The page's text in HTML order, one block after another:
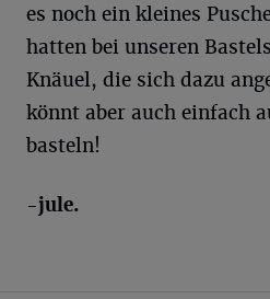
es noch ein kleines
hatten bei unseren
Knäuel, die sich dazu
könnt aber auch einfach
basteln!
-jule.